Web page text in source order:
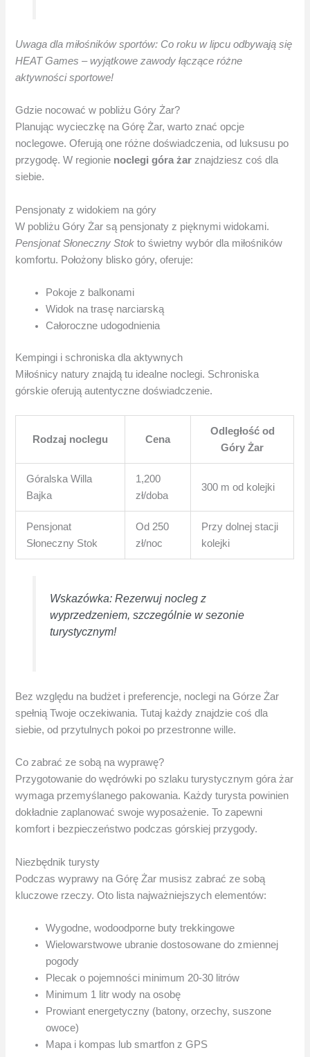
Uwaga dla miłośników sportów: Co roku w lipcu odbywają się
HEAT Games – wyjątkowe zawody łączące różne
aktywności sportowe!
Gdzie nocować w pobliżu Góry Żar?
Planując wycieczkę na Górę Żar, warto znać opcje
noclegowe. Oferują one różne doświadczenia, od luksusu po
przygodę. W regionie noclegi góra żar znajdziesz coś dla
siebie.
Pensjonaty z widokiem na góry
W pobliżu Góry Żar są pensjonaty z pięknymi widokami.
Pensjonat Słoneczny Stok to świetny wybór dla miłośników
komfortu. Położony blisko góry, oferuje:
Pokoje z balkonami
Widok na trasę narciarską
Całoroczne udogodnienia
Kempingi i schroniska dla aktywnych
Miłośnicy natury znajdą tu idealne noclegi. Schroniska
górskie oferują autentyczne doświadczenie.
Rodzaj noclegu Cena
Odległość od
Góry Żar
Góralska Willa
Bajka
1,200
zł/doba
300 m od kolejki
Pensjonat
Słoneczny Stok
Od 250
zł/noc
Przy dolnej stacji
kolejki
Wskazówka: Rezerwuj nocleg z
wyprzedzeniem, szczególnie w sezonie
turystycznym!
Bez względu na budżet i preferencje, noclegi na Górze Żar
spełnią Twoje oczekiwania. Tutaj każdy znajdzie coś dla
siebie, od przytulnych pokoi po przestronne wille.
Co zabrać ze sobą na wyprawę?
Przygotowanie do wędrówki po szlaku turystycznym góra żar
wymaga przemyślanego pakowania. Każdy turysta powinien
dokładnie zaplanować swoje wyposażenie. To zapewni
komfort i bezpieczeństwo podczas górskiej przygody.
Niezbędnik turysty
Podczas wyprawy na Górę Żar musisz zabrać ze sobą
kluczowe rzeczy. Oto lista najważniejszych elementów:
Wygodne, wodoodporne buty trekkingowe
Wielowarstwowe ubranie dostosowane do zmiennej
pogody
Plecak o pojemności minimum 20-30 litrów
Minimum 1 litr wody na osobę
Prowiant energetyczny (batony, orzechy, suszone
owoce)
Mapa i kompas lub smartfon z GPS